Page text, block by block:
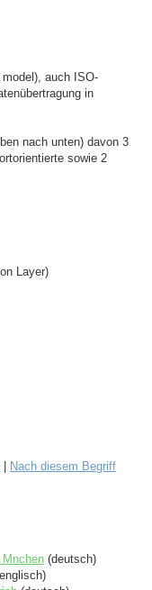
auch ISO-
in
nach unten) davon 3
sowie 2
Layer)
Nach diesem Begriff
Mnchen (deutsch)